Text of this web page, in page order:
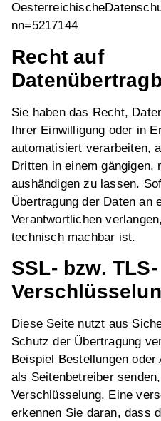
nn=5217144
Recht auf
Sie haben das Recht,
Ihrer Einwilligung oder in
automatisiert verarbeiten,
Dritten in einem gängigen,
aushändigen zu lassen.
Übertragung der Daten an
Verantwortlichen
technisch machbar ist.
SSL- bzw. TLS-
Diese Seite nutzt aus
Schutz der Übertragung
Beispiel Bestellungen
als Seitenbetreiber
Verschlüsselung. Eine
erkennen Sie daran, dass